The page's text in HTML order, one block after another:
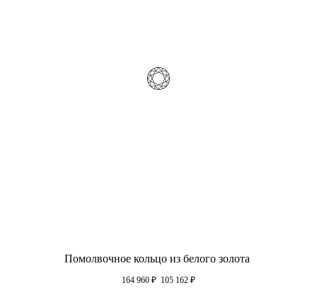
Помолвочное кольцо из белого золота
164 960 ₽ 105 162 ₽